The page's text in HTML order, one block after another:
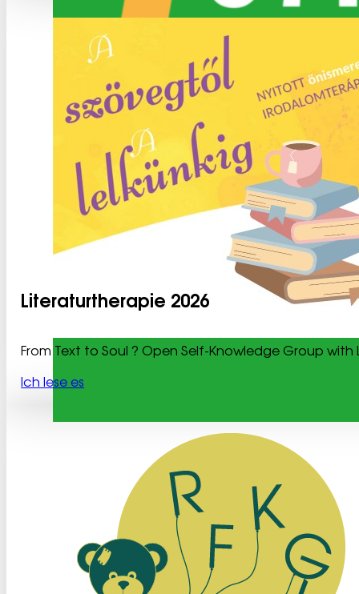
Literaturtherapie 2026
From Text to Soul ? Open Self-Knowledge Group
Ich lese es